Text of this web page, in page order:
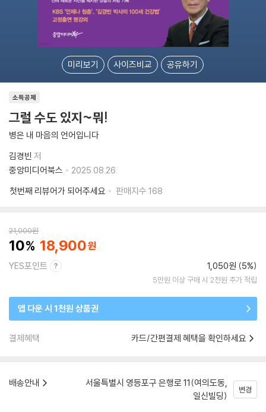
미리보기 사이즈비교 공유하기
소득공제
그럴 수도 있지~뭐!
병은 내 마음의 언어입니다
김경빈 저
중앙미디어북스
2025.08.26.
첫번째 리뷰어가 되어주세요
판매지수 168
21,000원
10 18,900
YES포인트 1,050원 (5%)
5만원 이상 구매 시 2천원 추가 적립
앱 다운 시 1천원 상품권
결제혜택 카드/간편결제 혜택을 확인하세요
배송안내
서울특별시 영등포구 은행로 11(여의도동,
일신빌딩)
변경